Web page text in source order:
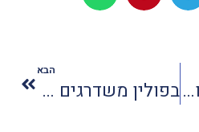
סוכני הנסיעות דורשים סיוע ממשלתי להתגונן מהקורונה
הבא
בפולין משדרגים מלונות כשאצלנו סוגרים